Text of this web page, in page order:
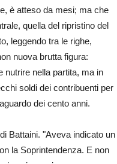
è atteso da mesi; ma che
quella del ripristino del
leggendo tra le righe,
nuova brutta figura:
nutrire nella partita, ma in
soldi dei contribuenti per
dei cento anni.
Battaini. "Aveva indicato un
la Soprintendenza. E non